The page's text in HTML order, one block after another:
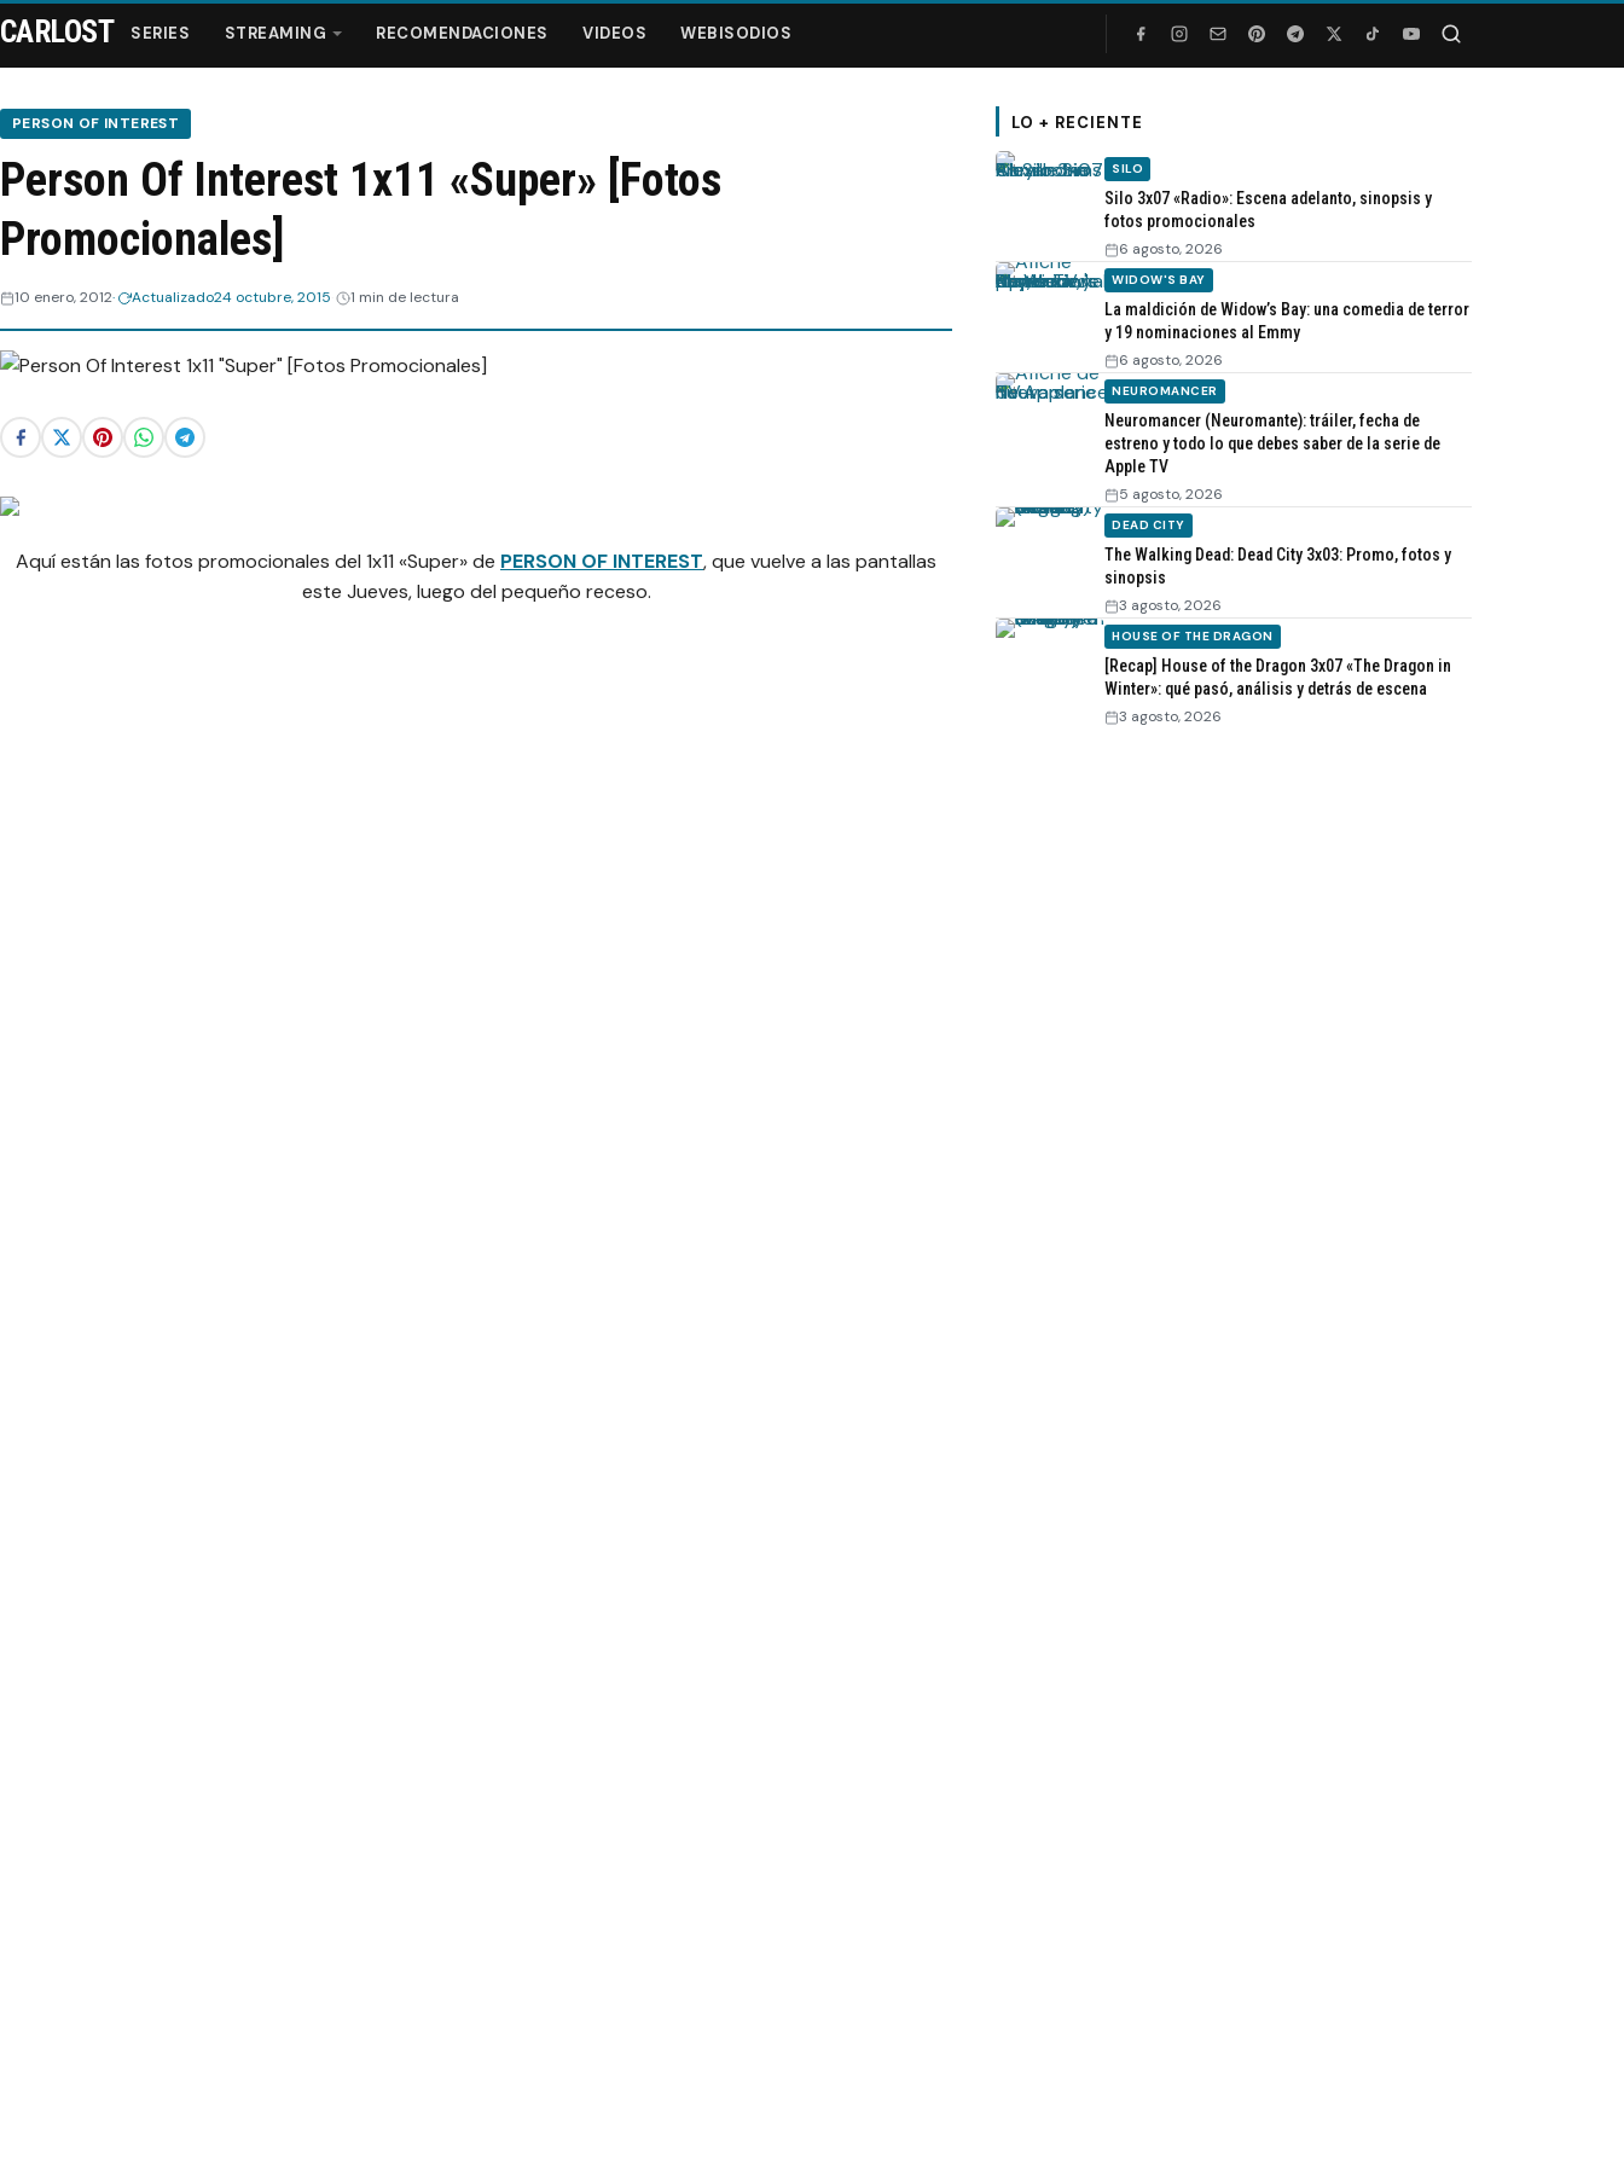
Series
Streaming
Webisodios
CARLOST SERIES STREAMING RECOMENDACIONES VIDEOS WEBISODIOS
PERSON OF INTEREST
Person Of Interest 1x11 «Super» [Fotos
Promocionales]
10 enero, 2012 Actualizado24 octubre, 2015 1 min de lectura
Aquí están las fotos promocionales del 1x11 «Super» de PERSON OF INTEREST, que vuelve a las pantallas
este Jueves, luego del pequeño receso.
LO + RECIENTE
SILO
Silo 3x07 «Radio»: Escena adelanto, sinopsis y
fotos promocionales
6 agosto, 2026
WIDOW'S BAY
La maldición de Widow’s Bay: una comedia de terror
y 19 nominaciones al Emmy
6 agosto, 2026
NEUROMANCER
Neuromancer (Neuromante): tráiler, fecha de
estreno y todo lo que debes saber de la serie de
Apple TV
5 agosto, 2026
DEAD CITY
The Walking Dead: Dead City 3x03: Promo, fotos y
sinopsis
3 agosto, 2026
HOUSE OF THE DRAGON
[Recap] House of the Dragon 3x07 «The Dragon in
Winter»: qué pasó, análisis y detrás de escena
3 agosto, 2026